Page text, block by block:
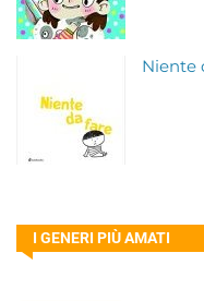
Niente
I GENERI PIÙ AMATI